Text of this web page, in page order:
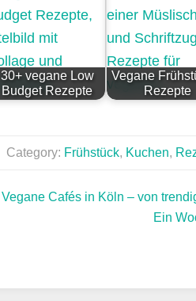
30+ vegane Low
Budget Rezepte
Vegane
Rezepte
Category: Frühstück, Kuchen,
Vegane Cafés in Köln – von
Ein